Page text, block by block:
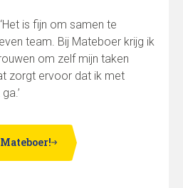
is fijn om samen te
team. Bij Mateboer krijg ik
om zelf mijn taken
zorgt ervoor dat ik met